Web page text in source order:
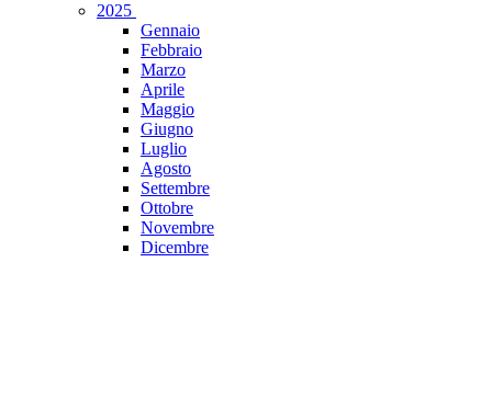
2025
Gennaio
Febbraio
Marzo
Aprile
Maggio
Giugno
Luglio
Agosto
Settembre
Ottobre
Novembre
Dicembre